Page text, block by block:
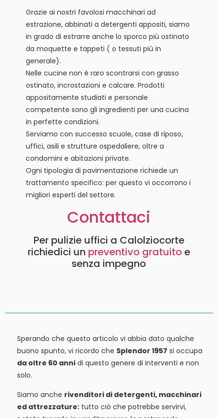
Grazie ai nostri favolosi macchinari ad
estrazione, abbinati a detergenti appositi, siamo
in grado di estrarre anche lo sporco più ostinato
da moquette e tappeti ( o tessuti più in
generale).
Nelle cucine non è raro scontrarsi con grasso
ostinato, incrostazioni e calcare. Prodotti
appositamente studiati e personale
competente sono gli ingredienti per una cucina
in perfette condizioni.
Serviamo con successo scuole, case di riposo,
uffici, asili e strutture ospedaliere, oltre a
condomini e abitazioni private.
Ogni tipologia di pavimentazione richiede un
trattamento specifico: per questo vi occorrono i
migliori esperti del settore.
Contattaci
Per pulizie uffici a Calolziocorte
richiedici un preventivo gratuitoe
senza impegno
Sperando che questo articolo vi abbia dato qualche
buono spunto, vi ricordo che Splendor 1957 si occupa
da oltre 60 anni di questo genere di interventi e non
solo.
Siamo anche rivenditori di detergenti, macchinari
ed attrezzature: tutto ciò che potrebbe servirvi,